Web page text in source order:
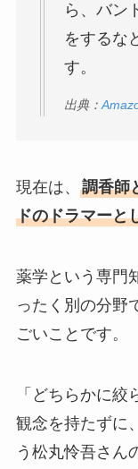
ら、バン
をするな
す。
出典：
現在は、 調香師
ドのドラマーと
薬学という専門
ったく別の分野
ごいことです。
「どちらかに
観念を持たずに
う松丸怜吾さん